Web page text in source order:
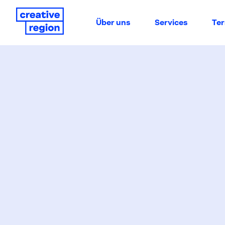
Über uns Services